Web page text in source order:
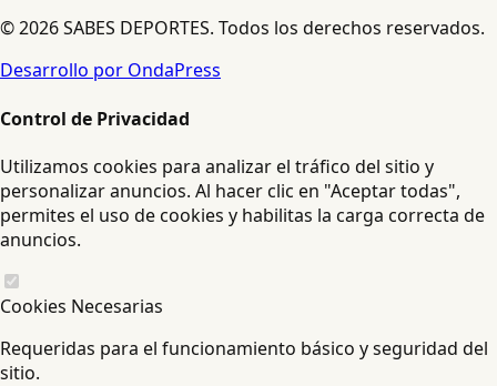
© 2026 SABES DEPORTES. Todos los derechos reservados.
Desarrollo por OndaPress
Control de Privacidad
Utilizamos cookies para analizar el tráfico del sitio y
personalizar anuncios. Al hacer clic en "Aceptar todas",
permites el uso de cookies y habilitas la carga correcta de
anuncios.
Cookies Necesarias
Requeridas para el funcionamiento básico y seguridad del
sitio.